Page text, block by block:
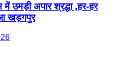
में उमड़ी अपार श्रद्धा ,हर-हर
खड़गपुर